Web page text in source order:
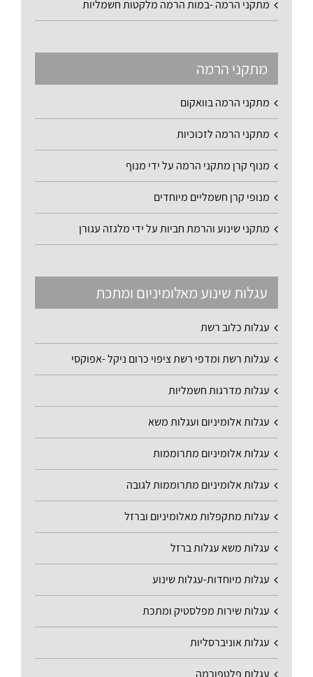
מתקני הרמה -במות הרמה מלקטות חשמליות
מתקני הרמה
מתקני הרמה בוואקום
מתקני הרמה לזכוכיות
מנוף קרן מתקני הרמה על ידי מנוף
מנופי קרן חשמליים מיוחדים
מתקני שינוע והרמת חביות על ידי מלגזה עגורן
עגלות שינוע מאלומיניום ומתכת
עגלות כלוב רשת
עגלות רשת ומדפי רשת ציפוי כרום ניקל -אפוקסי
עגלות מדרגות חשמליות
עגלות אלומיניום ועגלות משא
עגלות אלומיניום מתרוממות
עגלות אלומיניום מתרוממות לגובה
עגלות מתקפלות מאלומיניום וברזל
עגלות משא עגלות ברזל
עגלות מיוחדות-עגלות שינוע
עגלות שירות מפלסטיק ומתכת
עגלות אוניברסליות
עגלות פלטפורמה